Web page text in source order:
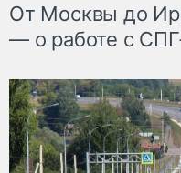
От Москвы до
— о работе с